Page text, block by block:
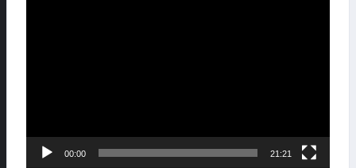
00:00 21:21